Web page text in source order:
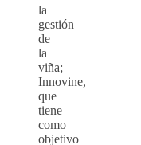
la
gestión
de
la
viña;
Innovine,
que
tiene
como
objetivo